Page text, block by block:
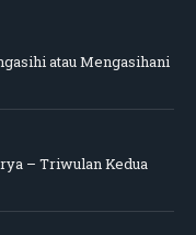
atau Mengasihani
– Triwulan Kedua